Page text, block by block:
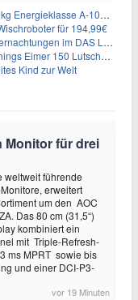
A-10% 1400 U/Min für 289,97€
für 194,99€
Sports Resort inkl. HP + Wellness ab 174€ p.P.
150 Lutscher für 21,95€
Kind zur Welt
Monitor für drei
weltweit führende
erweitert
um den AOC
Das 80 cm (31,5“)
kombiniert ein
mit Triple-Refresh-
ms MPRT sowie bis
und einer DCI-P3-
vor 19 Minuten